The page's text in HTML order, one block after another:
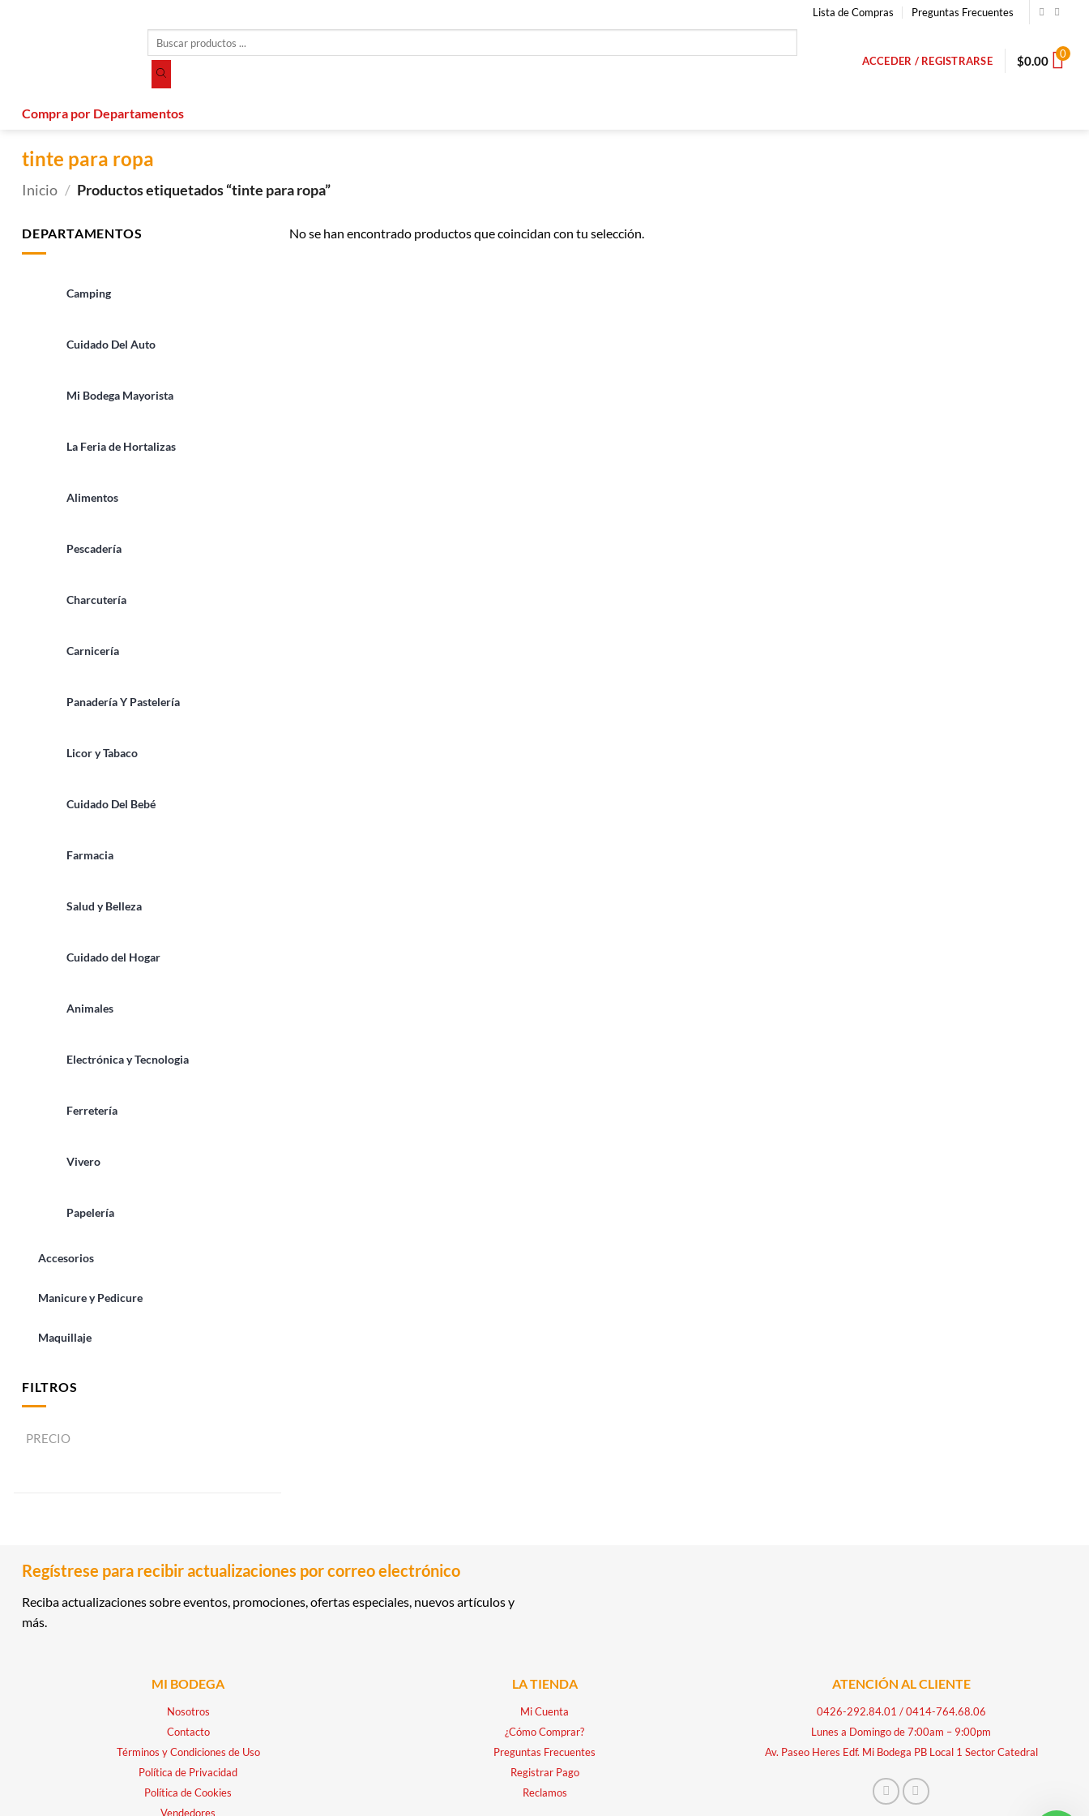
Lista de Compras Preguntas Frecuentes
productos
ACCEDER / REGISTRARSE $0.00 0
Compra por Departamentos
tinte para ropa
Inicio / Productos etiquetados “tinte para ropa”
DEPARTAMENTOS
Camping
Cuidado Del Auto
Mi Bodega Mayorista
La Feria de Hortalizas
Alimentos
Pescadería
Charcutería
Carnicería
Panadería Y Pastelería
Licor y Tabaco
Cuidado Del Bebé
Farmacia
Salud y Belleza
Cuidado del Hogar
Animales
Electrónica y Tecnologia
Ferretería
Vivero
Papelería
Accesorios
Manicure y Pedicure
Maquillaje
FILTROS
PRECIO
No se han encontrado productos que coincidan con tu selección.
Regístrese para recibir actualizaciones por correo electrónico
Reciba actualizaciones sobre eventos, promociones, ofertas especiales, nuevos artículos y
más.
MI BODEGA
Nosotros
Contacto
Términos y Condiciones de Uso
Política de Privacidad
Política de Cookies
Vendedores
LA TIENDA
Mi Cuenta
¿Cómo Comprar?
Preguntas Frecuentes
Registrar Pago
Reclamos
ATENCIÓN AL CLIENTE
0426-292.84.01 /0414-764.68.06
Lunes a Domingo de 7:00am – 9:00pm
Av. Paseo Heres Edf. Mi Bodega PB Local 1 Sector Catedral